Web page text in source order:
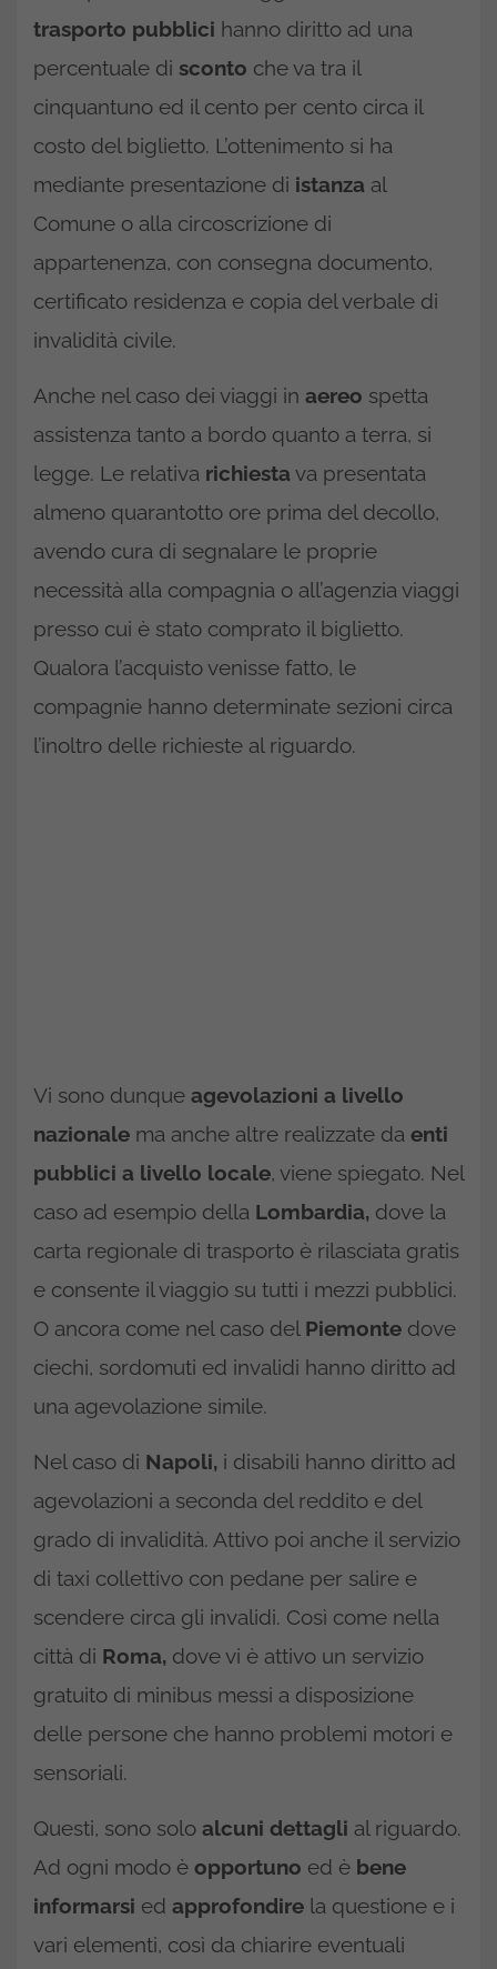
trasporto pubblici hanno diritto ad una
percentuale di sconto che va tra il
cinquantuno ed il cento per cento circa il
costo del biglietto. L’ottenimento si ha
mediante presentazione di istanza al
Comune o alla circoscrizione di
appartenenza, con consegna documento,
certificato residenza e copia del verbale di
invalidità civile.
Anche nel caso dei viaggi in aereo spetta
assistenza tanto a bordo quanto a terra, si
legge. Le relativa richiesta va presentata
almeno quarantotto ore prima del decollo,
avendo cura di segnalare le proprie
necessità alla compagnia o all’agenzia viaggi
presso cui è stato comprato il biglietto.
Qualora l’acquisto venisse fatto, le
compagnie hanno determinate sezioni circa
l’inoltro delle richieste al riguardo.
Vi sono dunque agevolazioni a livello
nazionale ma anche altre realizzate da enti
pubblici a livello locale, viene spiegato. Nel
caso ad esempio della Lombardia, dove la
carta regionale di trasporto è rilasciata gratis
e consente il viaggio su tutti i mezzi pubblici.
O ancora come nel caso del Piemonte dove
ciechi, sordomuti ed invalidi hanno diritto ad
una agevolazione simile.
Nel caso di Napoli, i disabili hanno diritto ad
agevolazioni a seconda del reddito e del
grado di invalidità. Attivo poi anche il servizio
di taxi collettivo con pedane per salire e
scendere circa gli invalidi. Così come nella
città di Roma, dove vi è attivo un servizio
gratuito di minibus messi a disposizione
delle persone che hanno problemi motori e
sensoriali.
Questi, sono solo alcuni dettagli al riguardo.
Ad ogni modo è opportuno ed è bene
informarsi ed approfondire la questione e i
vari elementi, così da chiarire eventuali